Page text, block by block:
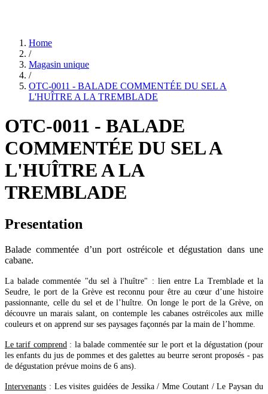
Home
/
Magasin unique
/
OTC-0011 - BALADE COMMENTÉE DU SEL A
L'HUÎTRE A LA TREMBLADE
OTC-0011 - BALADE
COMMENTÉE DU SEL A
L'HUÎTRE A LA
TREMBLADE
Presentation
Balade commentée d’un port ostréicole et dégustation dans une
cabane.
La balade commentée "du sel à l'huître" : lien entre La Tremblade et la
Seudre, le port de la Grève est reconnu pour être au cœur d’une histoire
passionnante, celle du sel et de l’huître. On longe le port de la Grève, on
découvre un marais salant, on contemple les cabanes ostréicoles aux mille
couleurs et on apprend sur ses paysages façonnés par la main de l’homme.
Le tarif comprend: la balade commentée sur le port et la dégustation (pour
les enfants du jus de pommes et des galettes au beurre seront proposés - pas
de dégustation prévue moins de 6 ans).
Intervenants : Les visites guidées de Jessika / Mme Coutant / Le Paysan du